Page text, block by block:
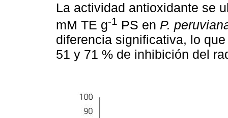
La actividad antioxidante se
mM TE g-1 PS en P.
diferencia significativa, lo
51 y 71 % de inhibición del